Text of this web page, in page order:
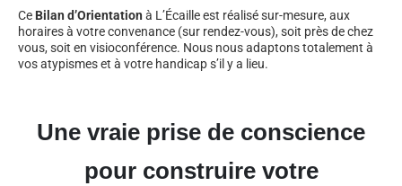
Ce Bilan d’Orientation à L’Écaille est réalisé sur-mesure, aux
horaires à votre convenance (sur rendez-vous), soit près de chez
vous, soit en visioconférence. Nous nous adaptons totalement à
vos atypismes et à votre handicap s’il y a lieu.
Une vraie prise de conscience
pour construire votre